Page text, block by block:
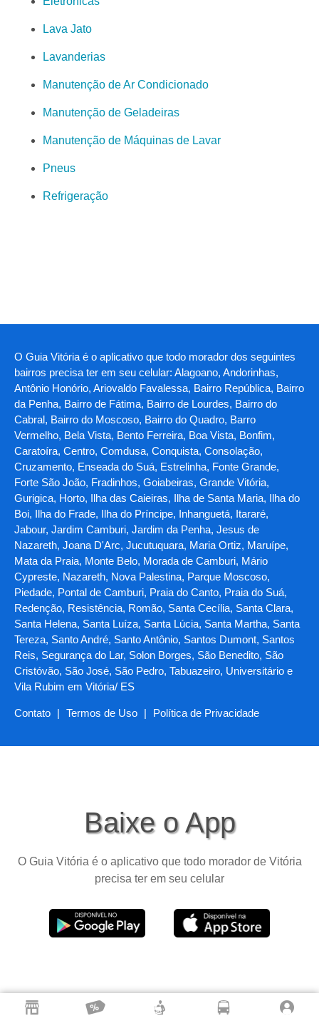
Lava Jato
Lavanderias
Manutenção de Ar Condicionado
Manutenção de Geladeiras
Manutenção de Máquinas de Lavar
Pneus
Refrigeração
O Guia Vitória é o aplicativo que todo morador dos seguintes
bairros precisa ter em seu celular: Alagoano, Andorinhas,
Antônio Honório, Ariovaldo Favalessa, Bairro República, Bairro
da Penha, Bairro de Fátima, Bairro de Lourdes, Bairro do
Cabral, Bairro do Moscoso, Bairro do Quadro, Barro
Vermelho, Bela Vista, Bento Ferreira, Boa Vista, Bonfim,
Caratoíra, Centro, Comdusa, Conquista, Consolação,
Cruzamento, Enseada do Suá, Estrelinha, Fonte Grande,
Forte São João, Fradinhos, Goiabeiras, Grande Vitória,
Gurigica, Horto, Ilha das Caieiras, Ilha de Santa Maria, Ilha do
Boi, Ilha do Frade, Ilha do Príncipe, Inhanguetá, Itararé,
Jabour, Jardim Camburi, Jardim da Penha, Jesus de
Nazareth, Joana D'Arc, Jucutuquara, Maria Ortiz, Maruípe,
Mata da Praia, Monte Belo, Morada de Camburi, Mário
Cypreste, Nazareth, Nova Palestina, Parque Moscoso,
Piedade, Pontal de Camburi, Praia do Canto, Praia do Suá,
Redenção, Resistência, Romão, Santa Cecília, Santa Clara,
Santa Helena, Santa Luíza, Santa Lúcia, Santa Martha, Santa
Tereza, Santo André, Santo Antônio, Santos Dumont, Santos
Reis, Segurança do Lar, Solon Borges, São Benedito, São
Cristóvão, São José, São Pedro, Tabuazeiro, Universitário e
Vila Rubim em Vitória/ ES
Contato | Termos de Uso | Política de Privacidade
Baixe o App
O Guia Vitória é o aplicativo que todo morador de Vitória
precisa ter em seu celular